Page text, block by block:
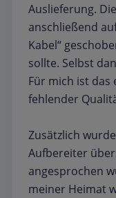
Auslieferung.
anschließend
Kabel“
sollte. Selbst
Für mich ist das
fehlender
Zusätzlich
Aufbereiter
angesprochen
meiner Heimat